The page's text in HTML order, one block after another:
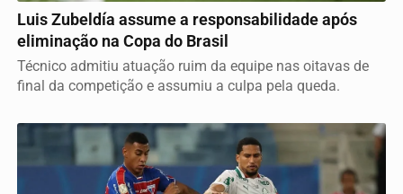
Luis Zubeldía assume a responsabilidade após
eliminação na Copa do Brasil
Técnico admitiu atuação ruim da equipe nas oitavas de
final da competição e assumiu a culpa pela queda.